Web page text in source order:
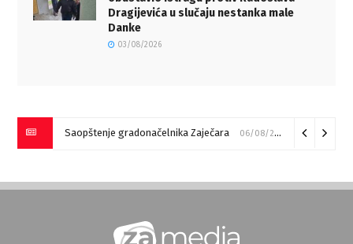
Dragijevića u slučaju nestanka male
Danke
03/08/2026
Saopštenje gradonačelnika Zaječara 06/08/2026